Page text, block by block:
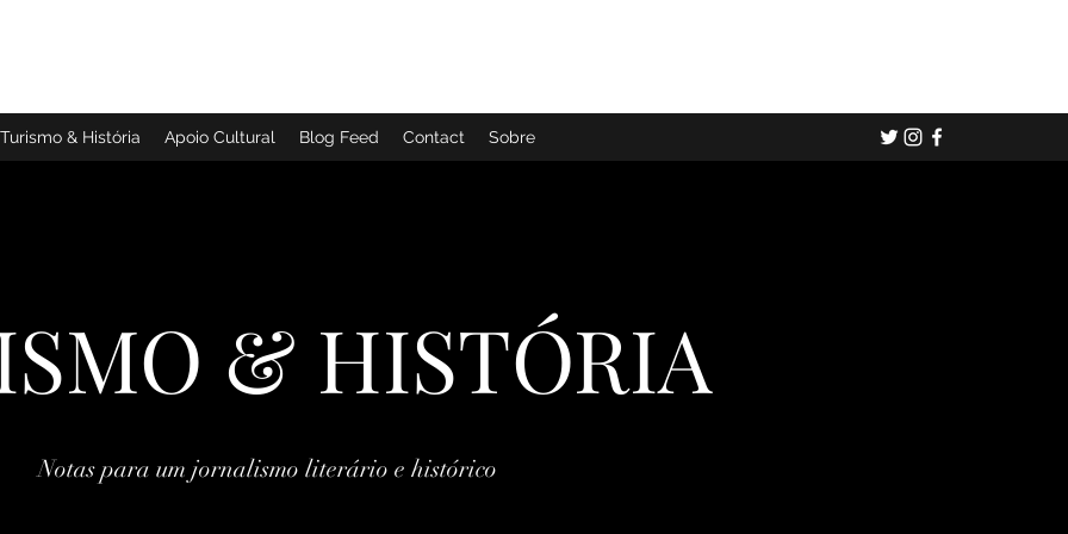
Turismo & História Apoio Cultural Blog Feed Contact Sobre
& HISTÓRIA
Notas para um jornalismo literário e histórico